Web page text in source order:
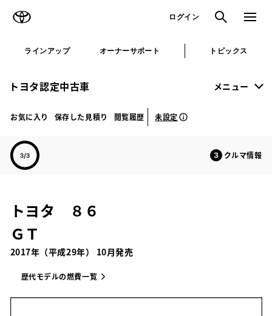
ログイン 検索 メニュ
ラインアップ オーナーサポート トピックス
トヨタ認定中古車 メニュー
お気に入り 保存した見積り 閲覧履歴 未設定
クルマ情報
トヨタ ８６
ＧＴ
2017年（平成29年） 10月発売
歴代モデルの燃費一覧